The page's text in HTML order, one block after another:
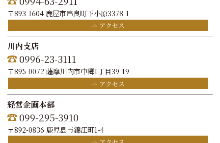
〒893-1604 鹿屋市串良町下小原3378-1
アクセス
川内支店
0996-23-3111
〒895-0072 薩摩川内市中郷1丁目39-19
アクセス
経営企画本部
099-295-3910
〒892-0836 鹿児島市錦江町1-4